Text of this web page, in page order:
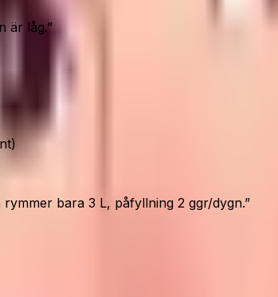
är låg.”
bara 3 L, påfyllning 2 ggr/dygn.”